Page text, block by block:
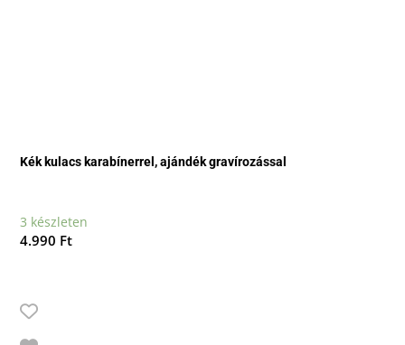
Kék kulacs karabínerrel, ajándék gravírozással
3 készleten
4.990 Ft